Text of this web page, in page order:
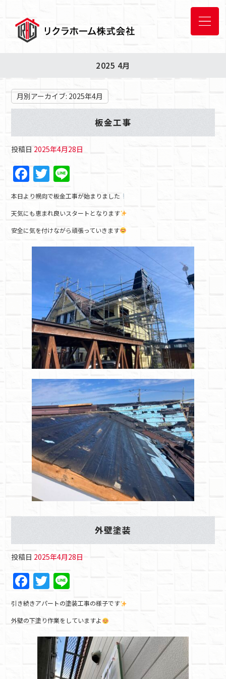
2025 4月
月別アーカイブ: 2025年4月
板金工事
投稿日 2025年4月28日
F
a
c
e
b
o
T
w
itt
er
n
e
本日より幌向で板金工事が始まりました
天気にも恵まれ良いスタートとなります
安全に気を付けながら頑張っていきます
外壁塗装
投稿日 2025年4月28日
F
a
c
e
b
T
w
itt
er
n
e
引き続きアパートの塗装工事の様子です
外壁の下塗り作業をしていますよ